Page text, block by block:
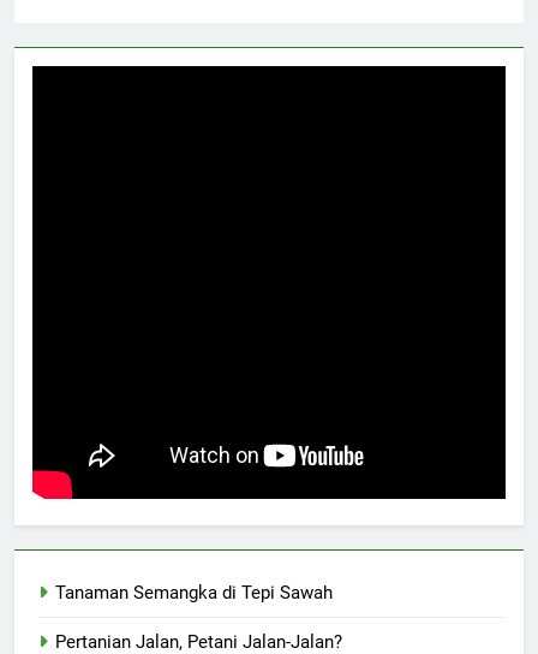
Tanaman Semangka di Tepi Sawah
Pertanian Jalan, Petani Jalan-Jalan?